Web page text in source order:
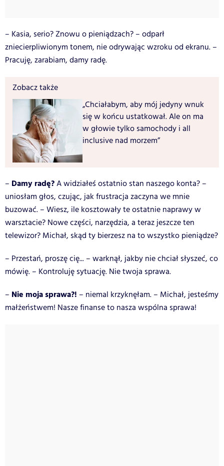
– Kasia, serio? Znowu o pieniądzach? – odparł
zniecierpliwionym tonem, nie odrywając wzroku od ekranu. –
Pracuję, zarabiam, damy radę.
Zobacz także
„Chciałabym, aby mój jedyny wnuk
się w końcu ustatkował. Ale on ma
w głowie tylko samochody i all
inclusive nad morzem”
– Damy radę?A widziałeś ostatnio stan naszego konta? –
uniosłam głos, czując, jak frustracja zaczyna we mnie
buzować. – Wiesz, ile kosztowały te ostatnie naprawy w
warsztacie? Nowe części, narzędzia, a teraz jeszcze ten
telewizor? Michał, skąd ty bierzesz na to wszystko pieniądze?
– Przestań, proszę cię... – warknął, jakby nie chciał słyszeć, co
mówię. – Kontroluję sytuację. Nie twoja sprawa.
– Nie moja sprawa?! – niemal krzyknęłam. – Michał, jesteśmy
małżeństwem! Nasze finanse to nasza wspólna sprawa!